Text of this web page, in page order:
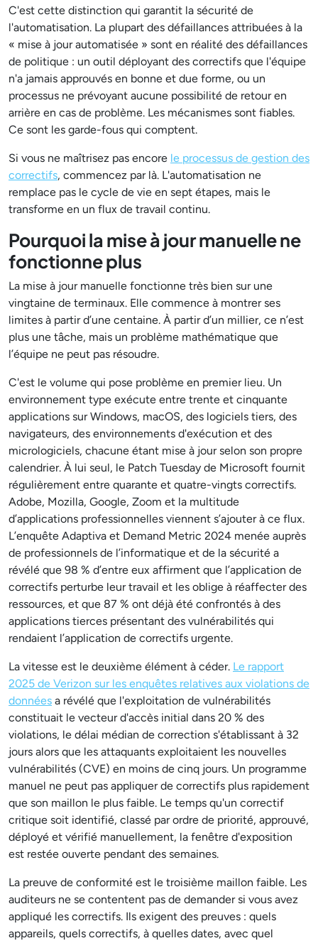
C'est cette distinction qui garantit la sécurité de
l'automatisation. La plupart des défaillances attribuées à la
« mise à jour automatisée » sont en réalité des défaillances
de politique : un outil déployant des correctifs que l'équipe
n'a jamais approuvés en bonne et due forme, ou un
processus ne prévoyant aucune possibilité de retour en
arrière en cas de problème. Les mécanismes sont fiables.
Ce sont les garde-fous qui comptent.
Si vous ne maîtrisez pas encore le processus de gestion des
correctifs, commencez par là. L'automatisation ne
remplace pas le cycle de vie en sept étapes, mais le
transforme en un flux de travail continu.
Pourquoi la mise à jour manuelle ne
fonctionne plus
La mise à jour manuelle fonctionne très bien sur une
vingtaine de terminaux. Elle commence à montrer ses
limites à partir d’une centaine. À partir d’un millier, ce n’est
plus une tâche, mais un problème mathématique que
l’équipe ne peut pas résoudre.
C'est le volume qui pose problème en premier lieu. Un
environnement type exécute entre trente et cinquante
applications sur Windows, macOS, des logiciels tiers, des
navigateurs, des environnements d'exécution et des
micrologiciels, chacune étant mise à jour selon son propre
calendrier. À lui seul, le Patch Tuesday de Microsoft fournit
régulièrement entre quarante et quatre-vingts correctifs.
Adobe, Mozilla, Google, Zoom et la multitude
d’applications professionnelles viennent s’ajouter à ce flux.
L’enquête Adaptiva et Demand Metric 2024 menée auprès
de professionnels de l’informatique et de la sécurité a
révélé que 98 % d’entre eux affirment que l’application de
correctifs perturbe leur travail et les oblige à réaffecter des
ressources, et que 87 % ont déjà été confrontés à des
applications tierces présentant des vulnérabilités qui
rendaient l’application de correctifs urgente.
La vitesse est le deuxième élément à céder. Le rapport
2025 de Verizon sur les enquêtes relatives aux violations de
données a révélé que l'exploitation de vulnérabilités
constituait le vecteur d'accès initial dans 20 % des
violations, le délai médian de correction s'établissant à 32
jours alors que les attaquants exploitaient les nouvelles
vulnérabilités (CVE) en moins de cinq jours. Un programme
manuel ne peut pas appliquer de correctifs plus rapidement
que son maillon le plus faible. Le temps qu'un correctif
critique soit identifié, classé par ordre de priorité, approuvé,
déployé et vérifié manuellement, la fenêtre d'exposition
est restée ouverte pendant des semaines.
La preuve de conformité est le troisième maillon faible. Les
auditeurs ne se contentent pas de demander si vous avez
appliqué les correctifs. Ils exigent des preuves : quels
appareils, quels correctifs, à quelles dates, avec quel